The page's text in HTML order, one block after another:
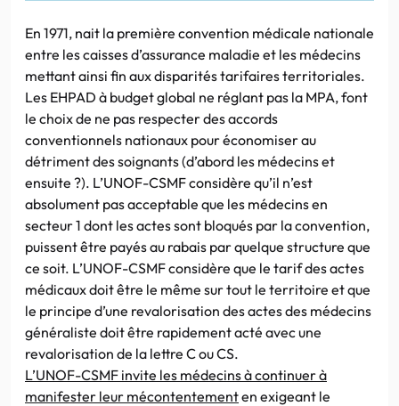
En 1971, nait la première convention médicale nationale
entre les caisses d’assurance maladie et les médecins
mettant ainsi fin aux disparités tarifaires territoriales.
Les EHPAD à budget global ne réglant pas la MPA, font
le choix de ne pas respecter des accords
conventionnels nationaux pour économiser au
détriment des soignants (d’abord les médecins et
ensuite ?). L’UNOF-CSMF considère qu’il n’est
absolument pas acceptable que les médecins en
secteur 1 dont les actes sont bloqués par la convention,
puissent être payés au rabais par quelque structure que
ce soit. L’UNOF-CSMF considère que le tarif des actes
médicaux doit être le même sur tout le territoire et que
le principe d’une revalorisation des actes des médecins
généraliste doit être rapidement acté avec une
revalorisation de la lettre C ou CS.
L’UNOF-CSMF invite les médecins à continuer à
manifester leur mécontentementen exigeant le